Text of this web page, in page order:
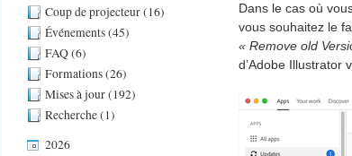
Coup de projecteur (16)
Événements (45)
FAQ (6)
Formations (26)
Mises à jour (192)
Recherche (1)
2026
Dans le cas où
vous souhaitez le
« Remove old
d’Adobe Illustrator